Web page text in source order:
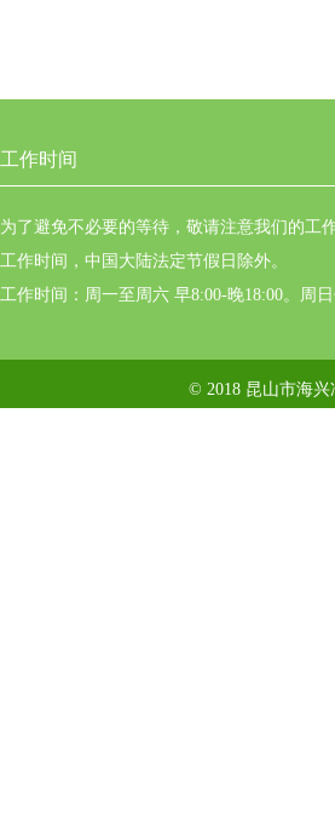
工作时间
为了避免不必要的等待，敬请注意我们的工
工作时间，中国大陆法定节假日除外。
工作时间：周一至周六 早8:00-晚18:00。周
© 2018 昆山市海